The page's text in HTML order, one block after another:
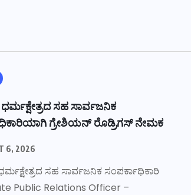
ಸಹ ಸಾರ್ವಜನಿಕ
ಗ್ರೇಶಿಯನ್ ರೊಡ್ರಿಗಸ್ ನೇಮಕ
6, 2026
ಸಹ ಸಾರ್ವಜನಿಕ ಸಂಪರ್ಕಾಧಿಕಾರಿ
Public Relations Officer –